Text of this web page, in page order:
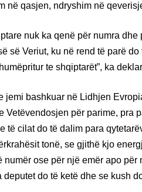
në qasjen, ndryshim në
nuk ka qenë për numra dhe
së Veriut, ku në rend të parë
te shqiptarët”, ka
jemi bashkuar në Lidhjen
Vetëvendosjen për parime, pra
të cilat do të dalim para
tonë, se gjithë kjo
ose për një emër apo për
do të ketë dhe se kush